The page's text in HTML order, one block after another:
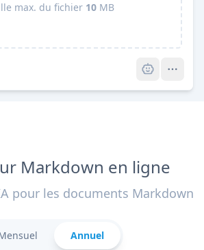
max. du fichier 10MB
Markdown en ligne
pour les documents Markdown
Annuel